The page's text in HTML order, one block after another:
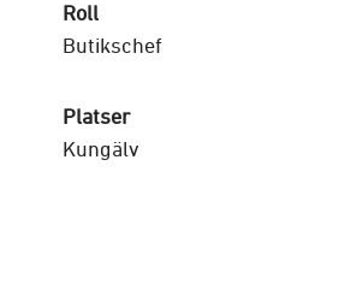
Roll
Butikschef
Platser
Kungälv